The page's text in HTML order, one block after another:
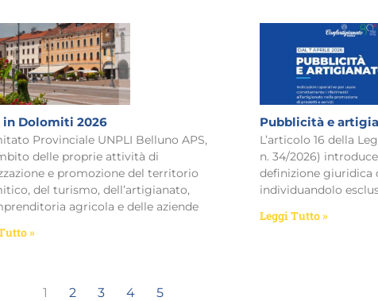
in Dolomiti 2026
Provinciale UNPLI Belluno APS,
delle proprie attività di
e promozione del territorio
del turismo, dell’artigianato,
agricola e delle aziende
»
Pubblicità e
L’articolo 16 della
n. 34/2026)
definizione giuridica
individuandolo
Leggi Tutto »
1 2 3 4 5